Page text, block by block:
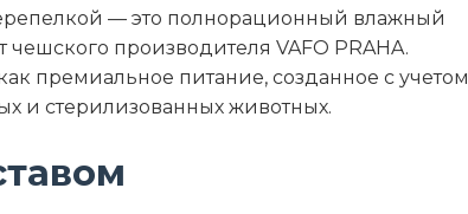
минералы
— это полнорационный влажный
производителя VAFO PRAHA.
премиальное питание, созданное с учетом
и стерилизованных животных.